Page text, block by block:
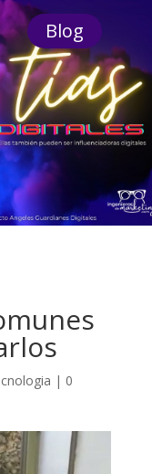
Blog
| 0